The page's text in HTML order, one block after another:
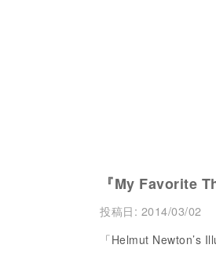
『My Favorite
投稿日: 2014/03/02
「Helmut Newton’s